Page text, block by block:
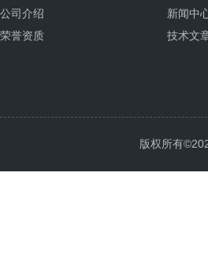
公司介绍
荣誉资质
新闻中
技术文
版权所有